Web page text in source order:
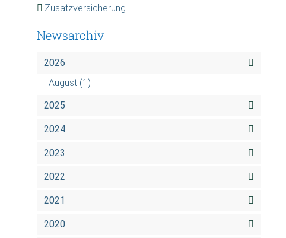
Zusatzversicherung
Newsarchiv
2026
August (1)
2025
2024
2023
2022
2021
2020